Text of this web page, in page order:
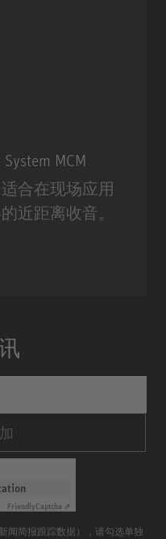
MCM
合在现场应用
近距离收音。
FriendlyCaptcha ⇗
闻简报跟踪数据），请勾选单独